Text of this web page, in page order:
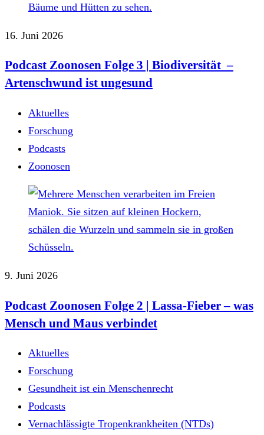
16. Juni 2026
Podcast Zoonosen Folge 3 | Biodiversität –
Artenschwund ist ungesund
Aktuelles
Forschung
Podcasts
Zoonosen
9. Juni 2026
Podcast Zoonosen Folge 2 | Lassa-Fieber – was
Mensch und Maus verbindet
Aktuelles
Forschung
Gesundheit ist ein Menschenrecht
Podcasts
Vernachlässigte Tropenkrankheiten (NTDs)